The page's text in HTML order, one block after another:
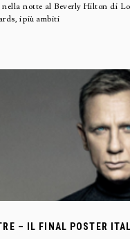
nella notte al Beverly Hilton di
i più ambiti
– IL FINAL POSTER